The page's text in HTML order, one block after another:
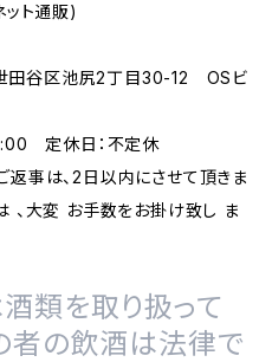
ット通販)
田谷区池尻2丁目30-12 OSビ
定休日：不定休
返事は、2日以内にさせて頂きま
、大変 お手数をお掛け致し ま
類を取り扱って
者の飲酒は法律で